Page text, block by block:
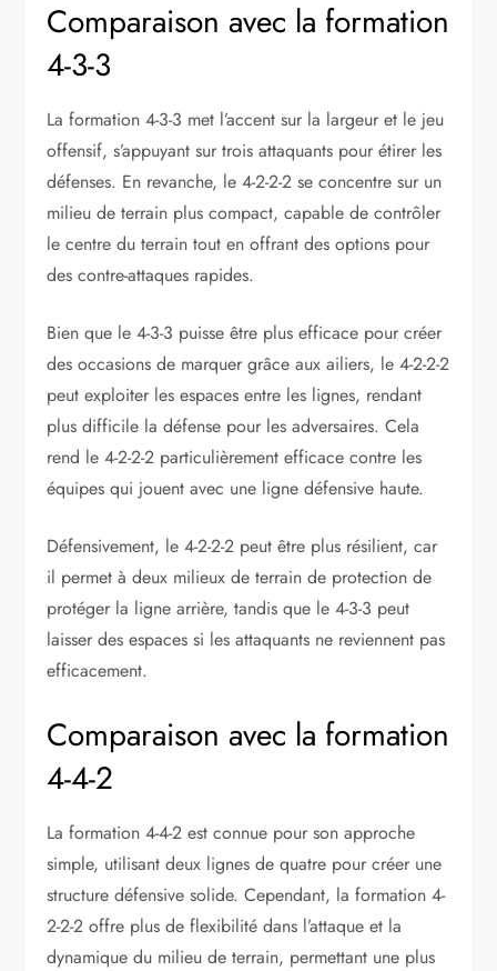
Comparaison avec la formation
4-3-3
La formation 4-3-3 met l’accent sur la largeur et le jeu
offensif, s’appuyant sur trois attaquants pour étirer les
défenses. En revanche, le 4-2-2-2 se concentre sur un
milieu de terrain plus compact, capable de contrôler
le centre du terrain tout en offrant des options pour
des contre-attaques rapides.
Bien que le 4-3-3 puisse être plus efficace pour créer
des occasions de marquer grâce aux ailiers, le 4-2-2-2
peut exploiter les espaces entre les lignes, rendant
plus difficile la défense pour les adversaires. Cela
rend le 4-2-2-2 particulièrement efficace contre les
équipes qui jouent avec une ligne défensive haute.
Défensivement, le 4-2-2-2 peut être plus résilient, car
il permet à deux milieux de terrain de protection de
protéger la ligne arrière, tandis que le 4-3-3 peut
laisser des espaces si les attaquants ne reviennent pas
efficacement.
Comparaison avec la formation
4-4-2
La formation 4-4-2 est connue pour son approche
simple, utilisant deux lignes de quatre pour créer une
structure défensive solide. Cependant, la formation 4-
2-2-2 offre plus de flexibilité dans l’attaque et la
dynamique du milieu de terrain, permettant une plus